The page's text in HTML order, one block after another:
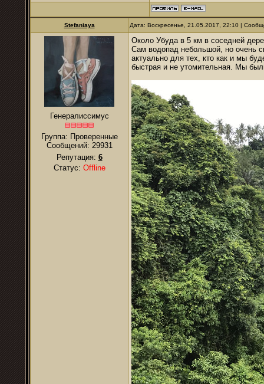
Stefaniaya Дата: Воскресенье, 21.05.2017, 22:10 |
Генералиссимус
Группа: Проверенные
Сообщений: 29931
Репутация: 6
Статус: Offline
Около Убуда в 5 км в соседней
Сам водопад небольшой, но очень
актуально для тех, кто как и мы
быстрая и не утомительная. Мы